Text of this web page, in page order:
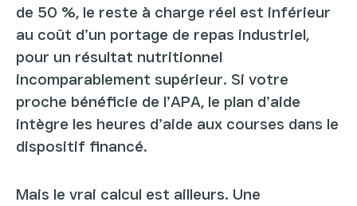
de 50 %, le reste à charge réel est inférieur
au coût d’un portage de repas industriel,
pour un résultat nutritionnel
incomparablement supérieur. Si votre
proche bénéficie de l’APA, le plan d’aide
intègre les heures d’aide aux courses dans le
dispositif financé.
Mais le vrai calcul est ailleurs. Une